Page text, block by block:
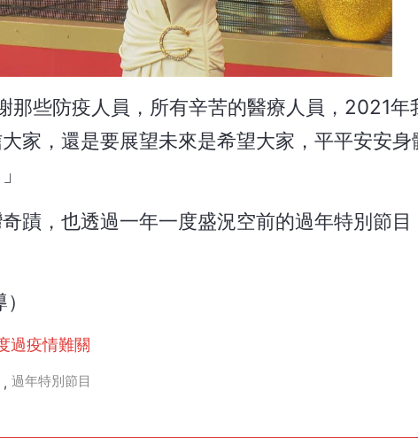
些防疫人員，所有辛苦的醫療人員，2021年
家，還是要展望未來是希望大家，平平安安身
蹟，也透過一年一度盛況空前的過年特別節目
過疫情難關
, 過年特別節目